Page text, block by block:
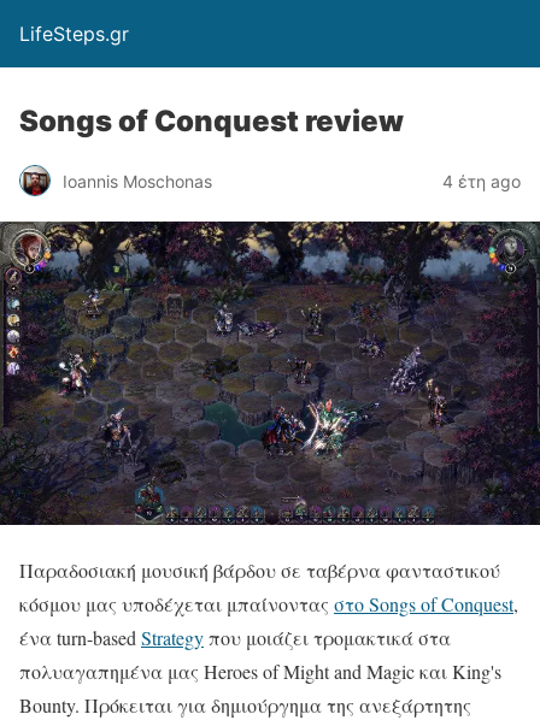
LifeSteps.gr
Songs of Conquest review
Ioannis Moschonas 4 έτη ago
Παραδοσιακή μουσική βάρδου σε ταβέρνα φανταστικού
κόσμου μας υποδέχεται μπαίνοντας στο Songs of Conquest,
ένα turn-based Strategyπου μοιάζει τρομακτικά στα
πολυαγαπημένα μας Heroes of Might and Magic και King's
Bounty. Πρόκειται για δημιούργημα της ανεξάρτητης